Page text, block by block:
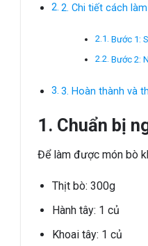
2. Chi tiết cách
Bước 1:
Bước 2:
3. Hoàn thành và
1. Chuẩn bị
Để làm được món bò
Thịt bò: 300g
Hành tây: 1 củ
Khoai tây: 1 củ